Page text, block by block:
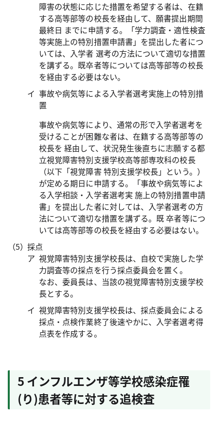
障害の状態に応じた措置を希望する者は、在籍
する高等部等の校長を経由して、願書提出期間
最終日 までに申請する。「学力調査・適性検査
等実施上の特別措置申請書」を提出した者につ
いては、入学者 選考の方法について適切な措置
を講ずる。既卒者等については高等部等の校長
を経由する必要はない。
事故や病気等による入学者選考実施上の特別措
置
事故や病気等により、通常の形で入学者選考を
受けることが困難な者は、在籍する高等部等の
校長を 経由して、状況発生後直ちに志願する都
立視覚障害特別支援学校高等部専攻科の校長
（以下「視覚障害 特別支援学校長」という。）
が定める期日に申請する。「事故や病気等によ
る入学相談・入学者選考実 施上の特別措置申請
書」を提出した者に対しては、入学者選考の方
法について適切な措置を講ずる。既 卒者等につ
いては高等部等の校長を経由する必要はない。
採点
視覚障害特別支援学校長は、自校で実施した学
力調査等の採点を行う採点委員会を置く。
なお、委員長は、当該の視覚障害特別支援学校
長とする。
視覚障害特別支援学校長は、採点委員会による
採点・点検作業終了後速やかに、入学者選考得
点表を作成する。
5 インフルエンザ等学校感染症罹
(り)患者等に対する追検査